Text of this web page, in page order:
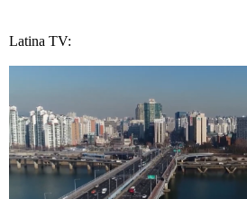
Latina TV: